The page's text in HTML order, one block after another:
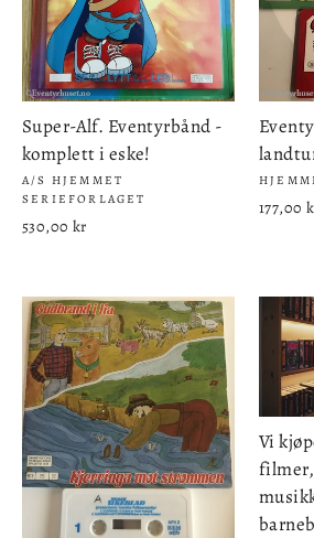
Super-Alf. Eventyrbånd -
komplett i eske!
A/S HJEMMET
SERIEFORLAGET
530,00 kr
177,00
Vi